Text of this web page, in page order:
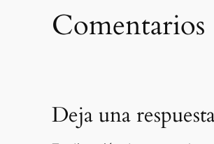
Comentarios
Deja una